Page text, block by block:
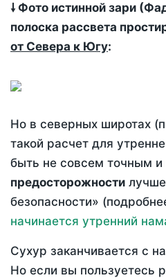
🠗 Фото истинной зари
полоска рассвета
от Севера к Югу:
Но в северных широтах
такой расчет для
быть не совсем точным и
предосторожности
безопасности»
начинается утренний
Сухур заканчивается с
Но если вы пользуетесь